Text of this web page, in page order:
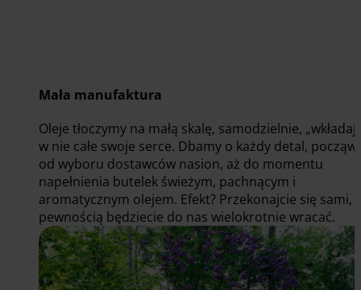
Mała manufaktura
Oleje tłoczymy na małą skalę, samodzielnie,
w nie całe swoje serce. Dbamy o każdy detal,
od wyboru dostawców nasion, aż do momentu
napełnienia butelek świeżym, pachnącym i
aromatycznym olejem. Efekt? Przekonajcie się sami,
pewnością będziecie do nas wielokrotnie wracać.